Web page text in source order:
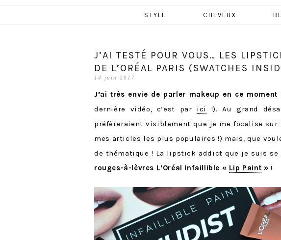
STYLE CHEVEUX
J’AI TESTÉ POUR VOUS… LES
DE L’ORÉAL PARIS (SWATCHES
14 juin 2017
J’ai très envie de parler makeup en ce moment
dernière vidéo, c’est par ici
!). Au grand
préfèreraient visiblement que je me focalise sur
mes articles les plus populaires !) mais, que
de thématique ! La lipstick addict que je suis se
rouges-à-lèvres L’Oréal Infaillible « Lip Paint »!